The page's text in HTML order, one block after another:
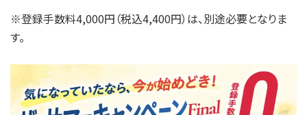
※登録手数料4,000円（税込4,400円）は、別途必要となりま
す。